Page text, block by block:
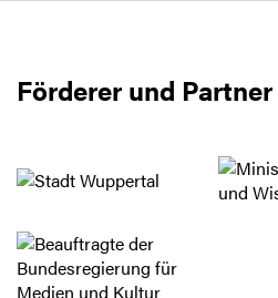
Förderer und Partner